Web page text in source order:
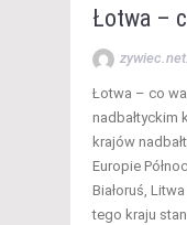
Łotwa –
Łotwa – co
nadbałtyckim
krajów
Europie
Białoruś,
tego kraju